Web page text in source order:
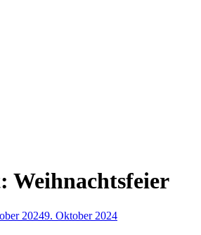
Weihnachtsfeier
20249. Oktober 2024